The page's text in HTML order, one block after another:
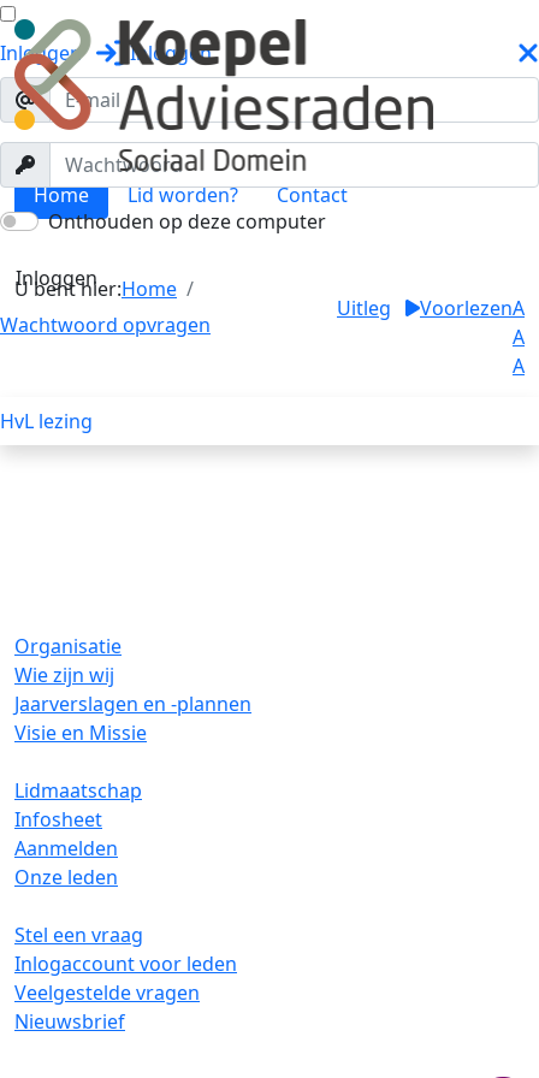
Inloggen Inloggen
Onthouden op deze computer
Inloggen
Wachtwoord opvragen
HvL lezing
Home Lid worden? Contact
U bent hier:Home
Uitleg VoorlezenA
A
A
Organisatie
Wie zijn wij
Jaarverslagen en -plannen
Visie en Missie
Lidmaatschap
Infosheet
Aanmelden
Onze leden
Stel een vraag
Inlogaccount voor leden
Veelgestelde vragen
Nieuwsbrief